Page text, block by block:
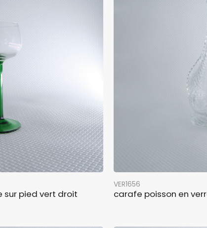
sur pied vert droit
VER1656
carafe poisson en